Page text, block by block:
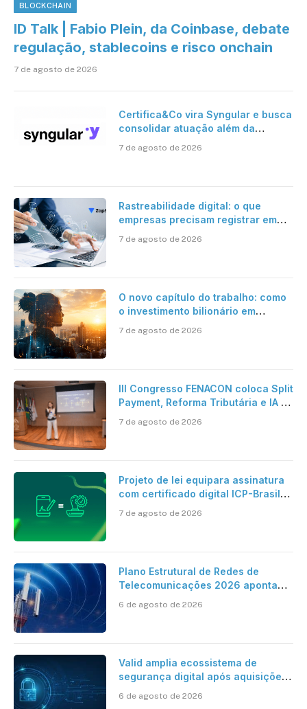
BLOCKCHAIN
ID Talk | Fabio Plein, da Coinbase, debate
regulação, stablecoins e risco onchain
7 de agosto de 2026
Certifica&Co vira Syngular e busca
consolidar atuação além da
7 de agosto de 2026
Rastreabilidade digital: o que
empresas precisam registrar em
7 de agosto de 2026
O novo capítulo do trabalho: como
o investimento bilionário em
verdadeira era da inteligência
7 de agosto de 2026
III Congresso FENACON coloca Split
Payment, Reforma Tributária e IA no
7 de agosto de 2026
Projeto de lei equipara assinatura
com certificado digital ICP-Brasil
cartório
7 de agosto de 2026
Plano Estrutural de Redes de
Telecomunicações 2026 aponta
mantém desafio
6 de agosto de 2026
Valid amplia ecossistema de
segurança digital após aquisições
6 de agosto de 2026